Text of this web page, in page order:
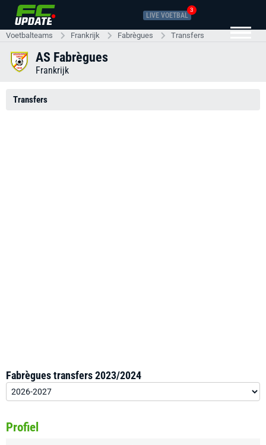
LIVE VOETBAL
3
Voetbalteams Frankrijk Fabrègues Transfers
AS Fabrègues
Frankrijk
Transfers
Fabrègues transfers 2023/2024
Profiel